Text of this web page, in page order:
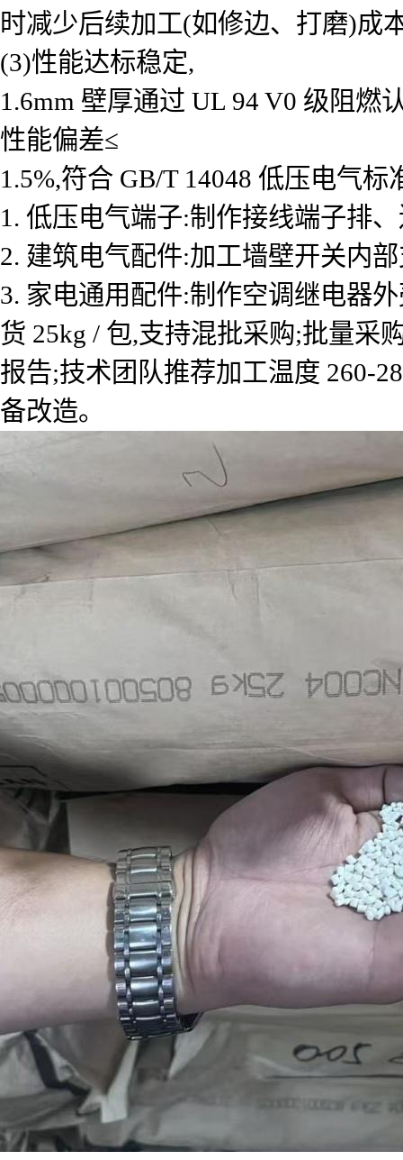
时减少后续加工(如修边、打磨)成
(3)性能达标稳定,
1.6mm 壁厚通过 UL 94 V0 级阻燃
性能偏差≤
1.5%,符合 GB/T 14048 低压电气
1. 低压电气端子:制作接线端子排
2. 建筑电气配件:加工墙壁开关内
3. 家电通用配件:制作空调继电器
货 25kg / 包,支持混批采购;批量采
报告;技术团队推荐加工温度 260-
备改造。